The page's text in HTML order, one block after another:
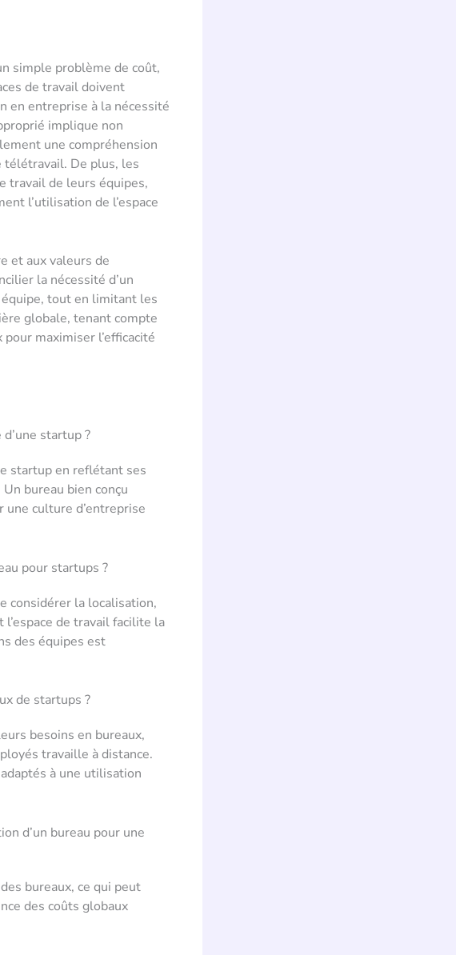
simple problème de coût,
de travail doivent
en entreprise à la nécessité
implique non
une compréhension
télétravail. De plus, les
travail de leurs équipes,
l’utilisation de l’espace
et aux valeurs de
la nécessité d’un
équipe, tout en limitant les
globale, tenant compte
maximiser l’efficacité
startup ?
startup en reflétant ses
bureau bien conçu
culture d’entreprise
pour startups ?
considérer la localisation,
de travail facilite la
des équipes est
de startups ?
besoins en bureaux,
travaille à distance.
à une utilisation
d’un bureau pour une
bureaux, ce qui peut
des coûts globaux